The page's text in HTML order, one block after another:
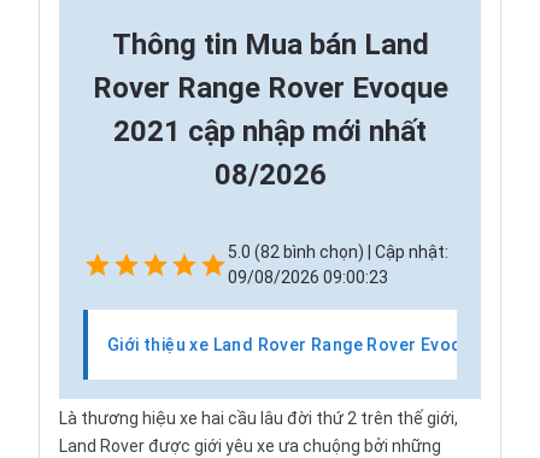
Thông tin Mua bán Land
Rover Range Rover Evoque
2021 cập nhập mới nhất
08/2026
5.0 (82 bình chọn) | Cập nhật:
09/08/2026 09:00:23
Giới thiệu xe Land Rover Range Rover Evoque
Là thương hiệu xe hai cầu lâu đời thứ 2 trên thế giới,
Land Roverđược giới yêu xe ưa chuộng bởi những